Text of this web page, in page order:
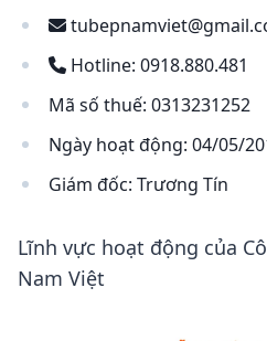
Hotline: 0918.880.481
Mã số thuế: 0313231252
Ngày hoạt động: 04/05/
Giám đốc: Trương Tín
Lĩnh vực hoạt động của
Nam Việt